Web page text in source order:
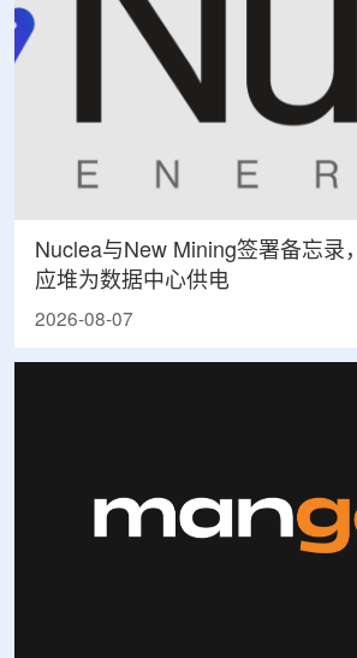
Nuclea与New Mining签署备忘录
应堆为数据中心供电
2026-08-07